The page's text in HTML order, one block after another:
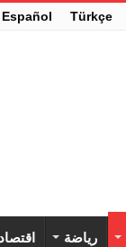
Türkçe
Español
رياضة اقتصاد